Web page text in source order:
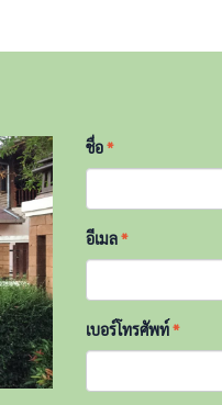
ชื่อ*
อีเมล*
เบอร์โทรศัพท์*